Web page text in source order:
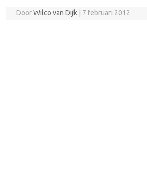
DoorWilco van Dijk 7 februari 2012